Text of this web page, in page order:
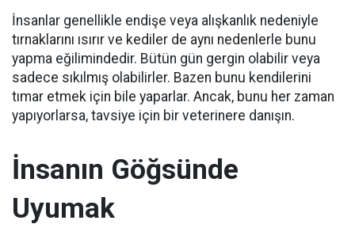
İnsanlar genellikle endişe veya alışkanlık nedeniyle
tırnaklarını ısırır ve kediler de aynı nedenlerle bunu
yapma eğilimindedir. Bütün gün gergin olabilir veya
sadece sıkılmış olabilirler. Bazen bunu kendilerini
tımar etmek için bile yaparlar. Ancak, bunu her zaman
yapıyorlarsa, tavsiye için bir veterinere danışın.
İnsanın Göğsünde
Uyumak